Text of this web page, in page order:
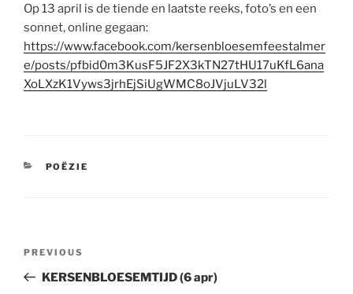
Op 13 april is de tiende en laatste reeks, foto’s en een
sonnet, online gegaan:
https://www.facebook.com/kersenbloesemfeestalmer
e/posts/pfbid0m3KusF5JF2X3kTN27tHU17uKfL6ana
XoLXzK1Vyws3jrhEjSiUgWMC8oJVjuLV32l
CATEGORIES
POËZIE
Previous
Post
PREVIOUS
KERSENBLOESEMTIJD (6 apr)